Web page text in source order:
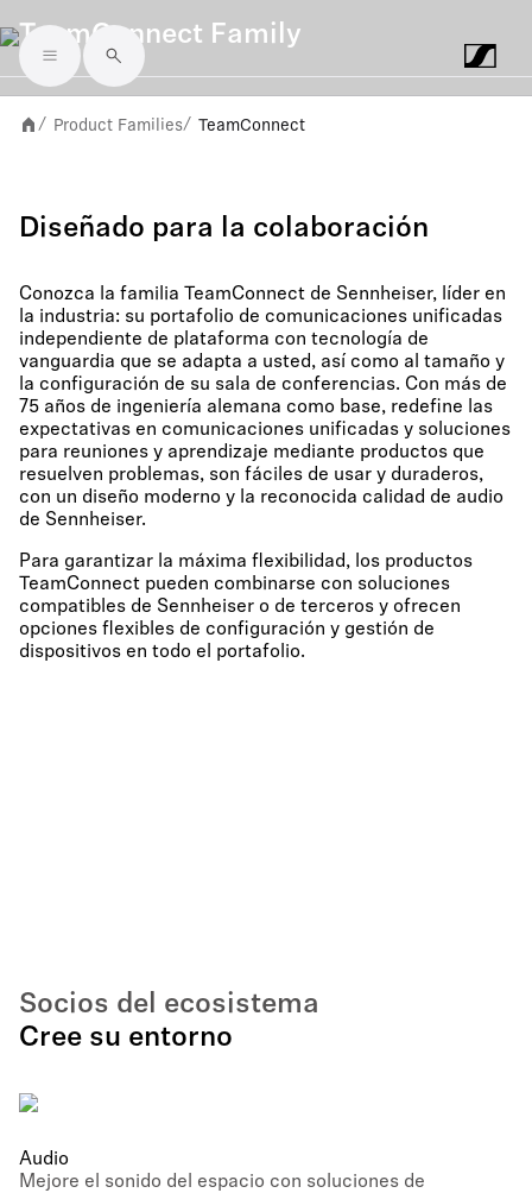
Skip to main content
TeamConnect Family
/ Product Families/ TeamConnect
Diseñado para la colaboración
Conozca la familia TeamConnect de Sennheiser, líder en
la industria: su portafolio de comunicaciones unificadas
independiente de plataforma con tecnología de
vanguardia que se adapta a usted, así como al tamaño y
la configuración de su sala de conferencias. Con más de
75 años de ingeniería alemana como base, redefine las
expectativas en comunicaciones unificadas y soluciones
para reuniones y aprendizaje mediante productos que
resuelven problemas, son fáciles de usar y duraderos,
con un diseño moderno y la reconocida calidad de audio
de Sennheiser.
Para garantizar la máxima flexibilidad, los productos
TeamConnect pueden combinarse con soluciones
compatibles de Sennheiser o de terceros y ofrecen
opciones flexibles de configuración y gestión de
dispositivos en todo el portafolio.
Socios del ecosistema
Cree su entorno
Audio
Mejore el sonido del espacio con soluciones de